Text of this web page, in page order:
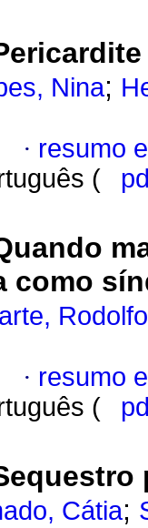
Nina;
· resumo
(
como
Rodolfo
· resumo
(
Cátia;